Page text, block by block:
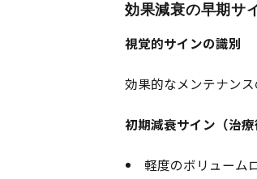
効果減衰の早期サ
視覚的サインの識別
効果的なメンテナン
初期減衰サイン（治療
軽度のボリューム